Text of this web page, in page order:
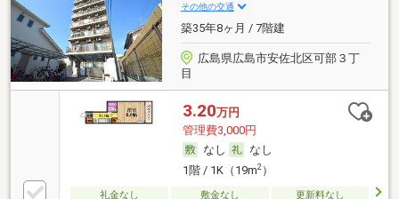
その他の交通
築35年8ヶ月 / 7階建
広島県広島市安佐北区可部３丁
目
3.20万円
管理費3,000円
なし
なし
1階 / 1K（19m2）
礼金なし 敷金なし 更新料なし